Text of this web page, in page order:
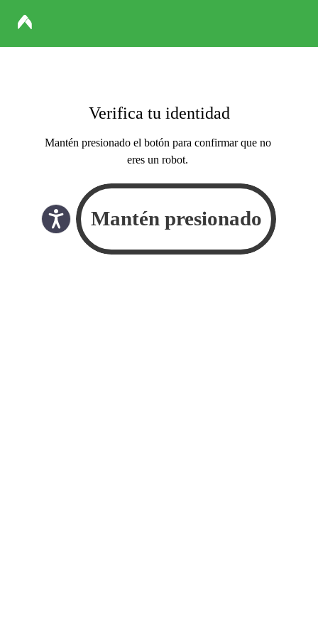
Verifica tu identidad
Mantén presionado el botón para confirmar que no
eres un robot.